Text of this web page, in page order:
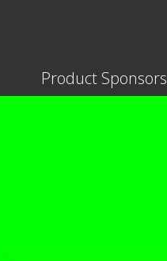
Product Sponsors